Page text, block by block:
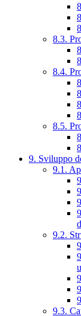
8.3.
8.4.
8.5.
9. Sviluppo
9.1.
9.2.
9.3.